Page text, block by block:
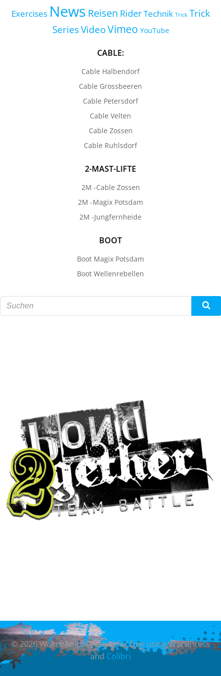
Exercises News Reisen RiderTechnik Trick Trick
SeriesVideoVimeo YouTube
CABLE:
Cable Halbendorf
Cable Grossbeeren
Cable Petersdorf
Cable Velten
Cable Zossen
Cable Ruhlsdorf
2-MAST-LIFTE
2M -Cable Zossen
2M -Magix Potsdam
2M -Jungfernheide
BOOT
Boot Magix Potsdam
Boot Wellenrebellen
© 2026 Wakeberlin. Created for free using WordPress
and Colibri